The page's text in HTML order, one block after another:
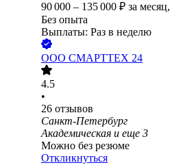
90 000 – 135 000 ₽ за месяц,
Без опыта
Выплаты: Раз в неделю
ООО СМАРТТЕХ 24
4.5
•
26 отзывов
Санкт-Петербург
Академическая и еще 3
Можно без резюме
Откликнуться